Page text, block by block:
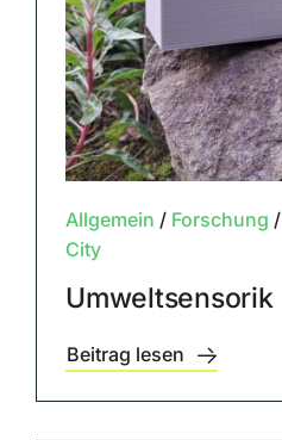
Allgemein / Forschung /
City
Umweltsensorik
Beitrag lesen